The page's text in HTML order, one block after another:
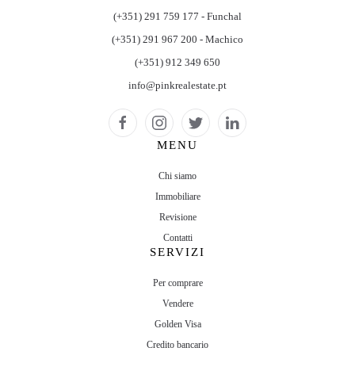
(+351) 291 759 177 - Funchal
(+351) 291 967 200 - Machico
(+351) 912 349 650
info@pinkrealestate.pt
MENU
Chi siamo
Immobiliare
Revisione
Contatti
SERVIZI
Per comprare
Vendere
Golden Visa
Credito bancario